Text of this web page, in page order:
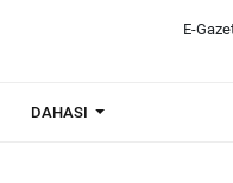
E-
DAHASI